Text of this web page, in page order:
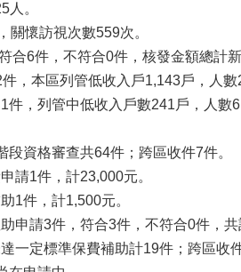
人。
關懷訪視次數559次。
合6件，不符合0件，核發金額總計
，本區列管低收入戶1,143戶，人
件，列管中低收入戶數241戶，人數
資格審查共64件；跨區收件7件。
請1件，計23,000元。
1件，計1,500元。
申請3件，符合3件，不符合0件，
一定標準保費補助計19件；跨區收